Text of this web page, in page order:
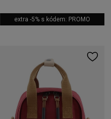
extra -5% s kódem: PROMO